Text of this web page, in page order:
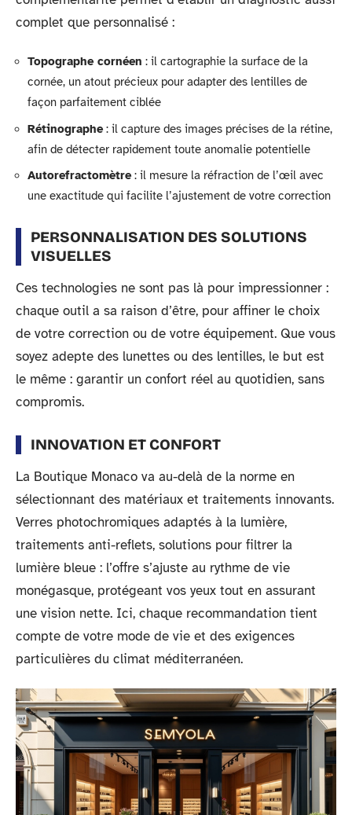
complet que personnalisé :
Topographe cornéen : il cartographie la surface de la
cornée, un atout précieux pour adapter des lentilles de
façon parfaitement ciblée
Rétinographe: il capture des images précises de la rétine,
afin de détecter rapidement toute anomalie potentielle
Autorefractomètre: il mesure la réfraction de l’œil avec
une exactitude qui facilite l’ajustement de votre correction
PERSONNALISATION DES SOLUTIONS
VISUELLES
Ces technologies ne sont pas là pour impressionner :
chaque outil a sa raison d’être, pour affiner le choix
de votre correction ou de votre équipement. Que vous
soyez adepte des lunettes ou des lentilles, le but est
le même : garantir un confort réel au quotidien, sans
compromis.
INNOVATION ET CONFORT
La Boutique Monaco va au-delà de la norme en
sélectionnant des matériaux et traitements innovants.
Verres photochromiques adaptés à la lumière,
traitements anti-reflets, solutions pour filtrer la
lumière bleue : l’offre s’ajuste au rythme de vie
monégasque, protégeant vos yeux tout en assurant
une vision nette. Ici, chaque recommandation tient
compte de votre mode de vie et des exigences
particulières du climat méditerranéen.